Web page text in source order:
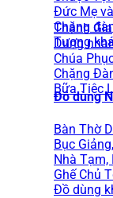
Đức Mẹ
Chặng
Tượng
Thánh Gia
Dung
Chúa
Chặng
Bữa Tiệc
Đồ dùng
Bàn Thờ
Bục
Nhà Tạm,
Ghế Chủ
Đồ dùng